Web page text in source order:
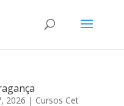
2026 | Cursos Cet